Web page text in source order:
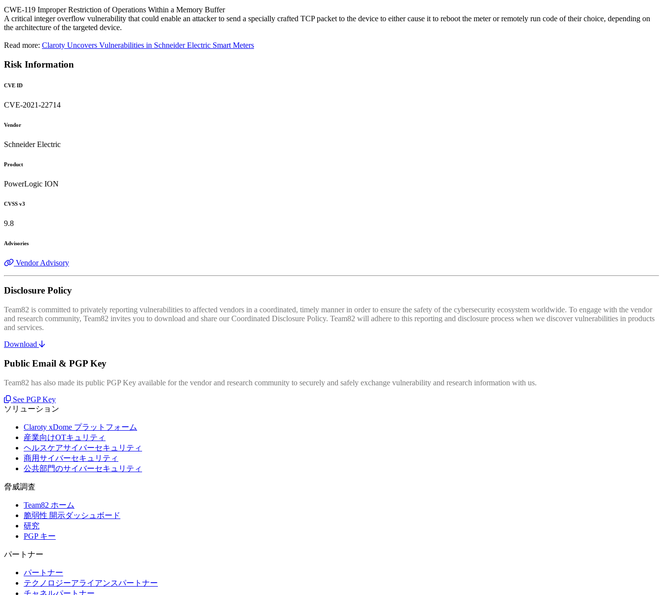
CWE-119 Improper Restriction of Operations Within a Memory Buffer
A critical integer overflow vulnerability that could enable an attacker to send a specially crafted TCP packet to the device to either cause it to reboot the meter or remotely run code of their choice, depending on
the architecture of the targeted device.
Read more: Claroty Uncovers Vulnerabilities in Schneider Electric Smart Meters
Risk Information
CVE ID
CVE-2021-22714
Vendor
Schneider Electric
Product
PowerLogic ION
CVSS v3
9.8
Advisories
Vendor Advisory
Disclosure Policy
Team82 is committed to privately reporting vulnerabilities to affected vendors in a coordinated, timely manner in order to ensure the safety of the cybersecurity ecosystem worldwide. To engage with the vendor
and research community, Team82 invites you to download and share our Coordinated Disclosure Policy. Team82 will adhere to this reporting and disclosure process when we discover vulnerabilities in products
and services.
Download
Public Email & PGP Key
Team82 has also made its public PGP Key available for the vendor and research community to securely and safely exchange vulnerability and research information with us.
See PGP Key
ソリューション
Claroty xDome プラットフォーム
産業向けOTキュリティ
ヘルスケアサイバーセキュリティ
商用サイバーセキュリティ
公共部門のサイバーセキュリティ
脅威調査
Team82 ホーム
脆弱性 開示ダッシュボード
研究
PGP キー
パートナー
パートナー
テクノロジーアライアンスパートナー
チャネルパートナー